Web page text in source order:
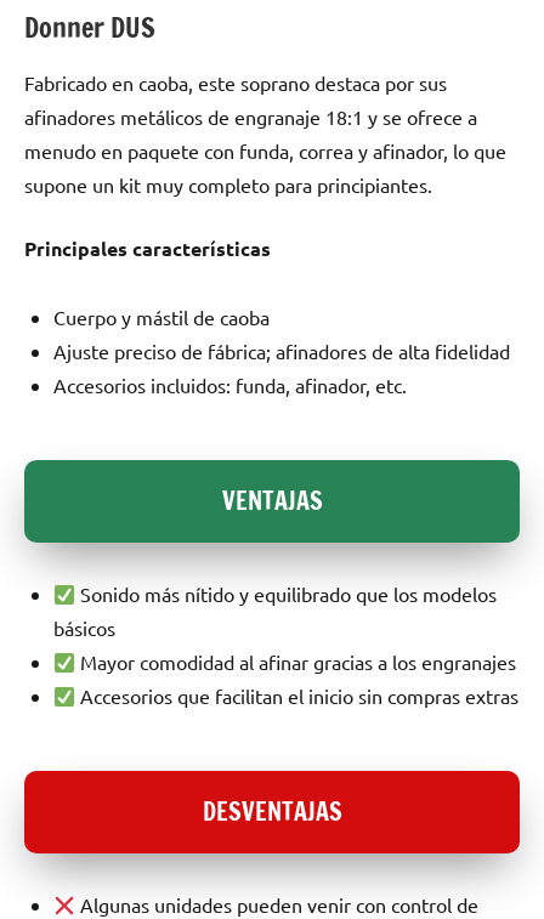
Donner DUS
Fabricado en caoba, este soprano destaca por sus
afinadores metálicos de engranaje 18:1 y se ofrece a
menudo en paquete con funda, correa y afinador, lo que
supone un kit muy completo para principiantes.
Principales características
Cuerpo y mástil de caoba
Ajuste preciso de fábrica; afinadores de alta fidelidad
Accesorios incluidos: funda, afinador, etc.
VENTAJAS
Sonido más nítido y equilibrado que los modelos
básicos
Mayor comodidad al afinar gracias a los engranajes
Accesorios que facilitan el inicio sin compras extras
DESVENTAJAS
Algunas unidades pueden venir con control de